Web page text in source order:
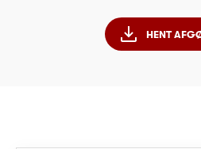
HENT